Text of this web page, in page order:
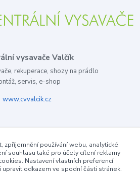
vysavače Valčík
rekuperace, shozy na prádlo
servis, e-shop
www.cvvalcik.cz
zpříjemnění používání webu, analytické
souhlasu také pro účely cílení reklamy
Nastavení vlastních preferencí
odkazem ve spodní části stránek.